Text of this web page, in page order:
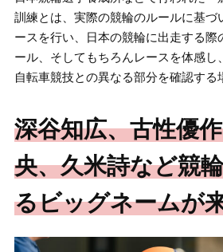
訓練とは、実際の競輪のルールに基づ
ースを行い、日本の競輪に出走する際
ール、そしてもちろんレースを体感し
自転車競技との異なる部分を確認する
深谷知広、古性優
央、久米詩など競
るビッグネームが